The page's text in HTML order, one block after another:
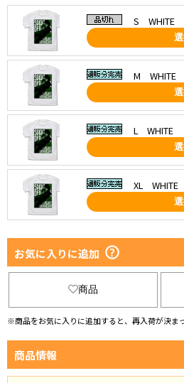
S WHITE
M WHITE
L WHITE
XL WHITE
お気に入りに追加
商品
※商品をお気に入りに追加すると、再入荷が決ま
商品情報